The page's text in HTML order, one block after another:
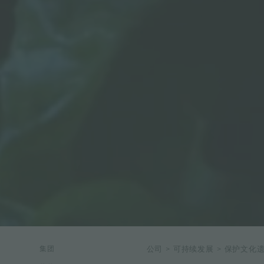
集团 公司 > 可持续发展 > 保护文化